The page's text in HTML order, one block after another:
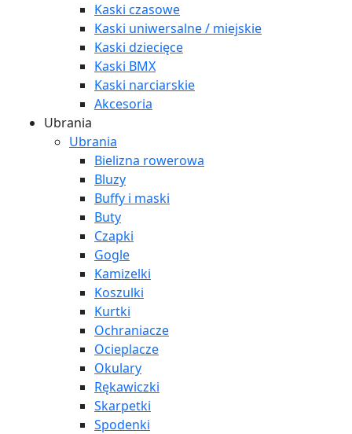
Kaski czasowe
Kaski uniwersalne / miejskie
Kaski dziecięce
Kaski BMX
Kaski narciarskie
Akcesoria
Ubrania
Ubrania
Bielizna rowerowa
Bluzy
Buffy i maski
Buty
Czapki
Gogle
Kamizelki
Koszulki
Kurtki
Ochraniacze
Ocieplacze
Okulary
Rękawiczki
Skarpetki
Spodenki